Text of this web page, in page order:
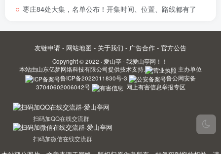
枣庄84处大集，名单公布！开集时间、位置、路线都有了
友链申请 - 网站地图 - 关于我们 - 广告合作 - 官方公告
Copyright © 2022 · 爱山亭 - 我爱山亭网！！
本站由山东亿梦网络科技有限公司提供技术支持.
主办单位
鲁ICP备2022011830号-3
鲁公网安备
37040602006042号
网上有害信息举报专区
扫码加QQ在线交流群
扫码加微信在线交流群